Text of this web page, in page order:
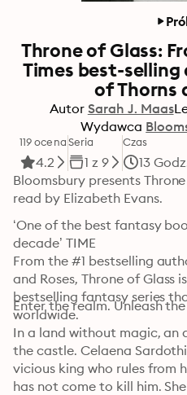
Throne of Glass:
Times best-
of Thorns
Autor Sarah J. Maas
Wydawca
119 ocena
4.2
Seria
1 z 9
Czas
13
Bloomsbury presents
read by Elizabeth Evans.
‘One of the best fantasy
decade’ TIME
From the #1 bestselling
and Roses, Throne of Glass
bestselling fantasy series
worldwide.
Enter the realm. Unleash
In a land without magic, an
the castle. Celaena
vicious king who rules from
has not come to kill him.